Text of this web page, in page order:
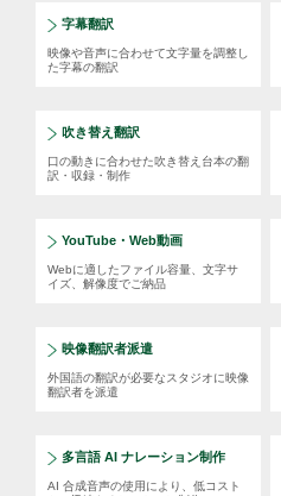
字幕翻訳
映像や音声に合わせて文字量を調整し
た字幕の翻訳
吹き替え翻訳
口の動きに合わせた吹き替え台本の翻
訳・収録・制作
YouTube・Web動画
Webに適したファイル容量、文字サ
イズ、解像度でご納品
映像翻訳者派遣
外国語の翻訳が必要なスタジオに映像
翻訳者を派遣
多言語 AI ナレーション制作
AI 合成音声の使用により、低コスト